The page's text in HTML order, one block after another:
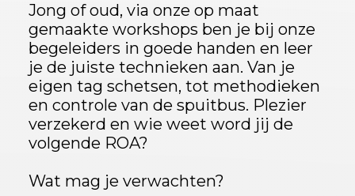
Jong of oud, via onze op maat
gemaakte workshops ben je bij onze
begeleiders in goede handen en leer
je de juiste technieken aan. Van je
eigen tag schetsen, tot methodieken
en controle van de spuitbus. Plezier
verzekerd en wie weet word jij de
volgende ROA?
Wat mag je verwachten?